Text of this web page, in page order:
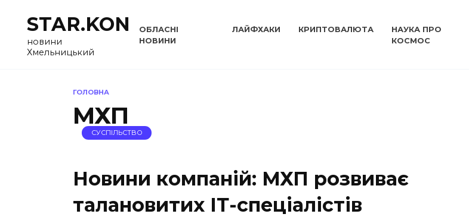
вмістуSTAR.KON
новини
Хмельницький
ОБЛАСНІ
НОВИНИ
ЛАЙФХАКИ КРИПТОВАЛЮТА
НАУКА ПРО
КОСМОС
ГОЛОВНА
МХП
СУСПІЛЬСТВО
Новини компаній: МХП розвиває
талановитих ІТ-спеціалістів